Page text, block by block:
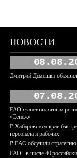
НОВОСТИ
Дмитрий Демешин
ЕАО станет пилотным
«Сенеж»
В Хабаровском крае
персонала и рабочих
В ЕАО обсудили стратегию
ЕАО - в числе 40